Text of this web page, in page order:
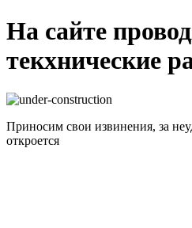
На сайте
текхнические
Приносим свои извинения, за
откроется